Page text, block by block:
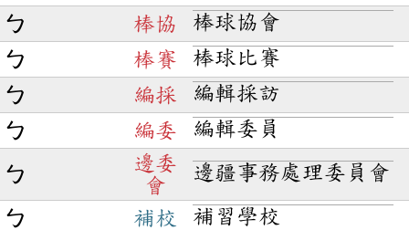
ㄅ
棒協
棒球協會
ㄅ
棒賽
棒球比賽
ㄅ
編採
編輯採訪
ㄅ
編委 編輯委員
ㄅ
邊委
會
邊疆事務處理委員會
ㄅ 補校 補習學校